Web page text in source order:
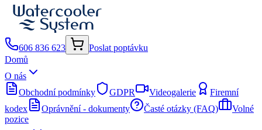
606 836 623
Poslat poptávku
Domů
O nás
Obchodní podmínky
GDPR Videogalerie
Firemní
kodex
Oprávnění - dokumenty Časté otázky (FAQ)
Volné
pozice